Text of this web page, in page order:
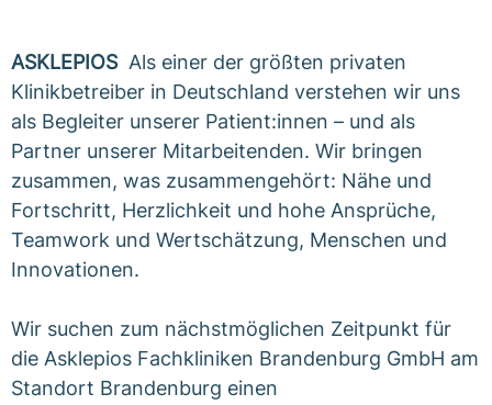
ASKLEPIOS Als einer der größten privaten
Klinikbetreiber in Deutschland verstehen wir uns
als Begleiter unserer Patient:innen – und als
Partner unserer Mitarbeitenden. Wir bringen
zusammen, was zusammengehört: Nähe und
Fortschritt, Herzlichkeit und hohe Ansprüche,
Teamwork und Wertschätzung, Menschen und
Innovationen.
Wir suchen zum nächstmöglichen Zeitpunkt für
die Asklepios Fachkliniken Brandenburg GmbH am
Standort Brandenburg einen